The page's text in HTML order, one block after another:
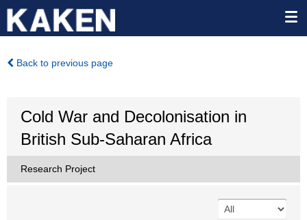
Back to previous page
Cold War and Decolonisation in
British Sub-Saharan Africa
Research Project